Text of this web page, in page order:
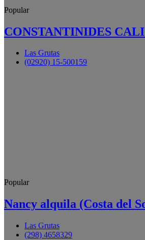
Popular
CONSTANTINIDES
Las Grutas
(02920) 15-500159
Popular
Nancy alquila (Costa del
Las Grutas
(298) 4658329